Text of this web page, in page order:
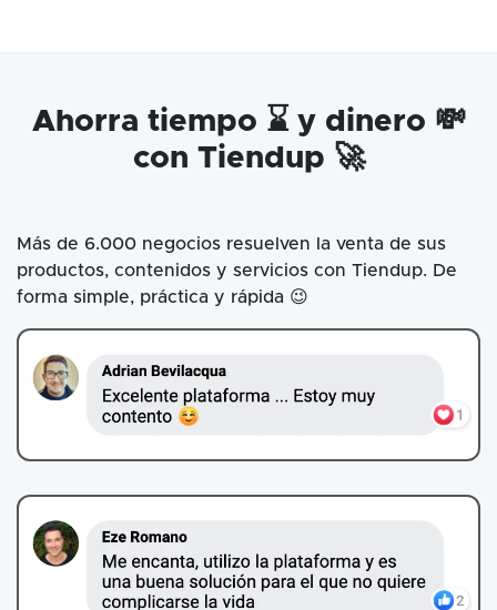
Ahorra tiempo ⌛ y dinero 💸
con Tiendup 🚀
Más de 6.000 negocios resuelven la venta de sus
productos, contenidos y servicios con Tiendup. De
forma simple, práctica y rápida 😉